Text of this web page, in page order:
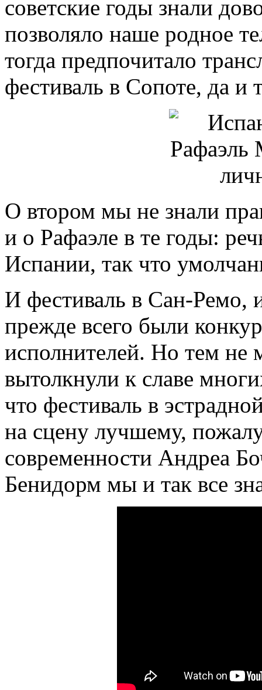
советские годы знали
позволяло наше родное
тогда предпочитало
фестиваль в Сопоте, да и
О втором мы не знали
и о Рафаэле в те годы:
Испании, так что
И фестиваль в Сан-Ремо,
прежде всего были
исполнителей. Но тем не
вытолкнули к славе
что фестиваль в
на сцену лучшему,
современности Андреа
Бенидорм мы и так все